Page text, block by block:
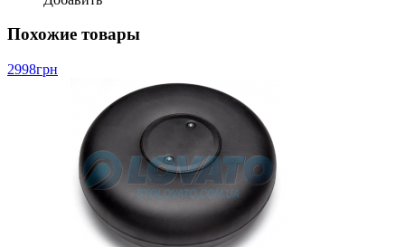
Похожие товары
2998грн